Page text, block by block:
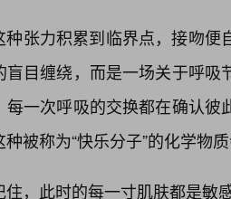
种张力积累到临界点，接吻
盲目缠绕，而是一场关于呼
每一次呼吸的交换都在确认
种被称为“快乐分子”的化学物
住，此时的每一寸肌肤都是敏